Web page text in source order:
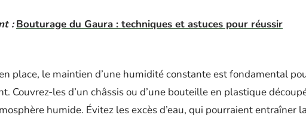
: Bouturage du Gaura : techniques et astuces pour réussir
place, le maintien d’une humidité constante est fondamental
Couvrez-les d’un châssis ou d’une bouteille en plastique
humide. Évitez les excès d’eau, qui pourraient entraîner la